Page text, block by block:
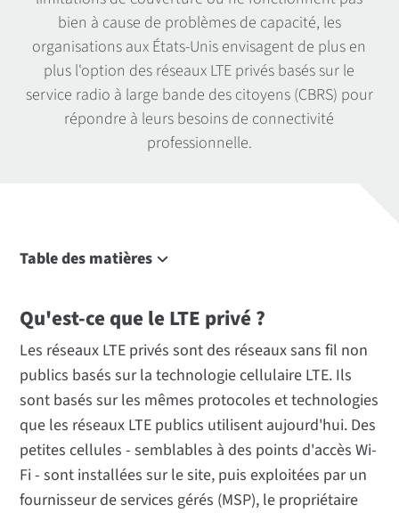
bien à cause de problèmes de capacité, les
organisations aux États-Unis envisagent de plus en
plus l'option des réseaux LTE privés basés sur le
service radio à large bande des citoyens (CBRS) pour
répondre à leurs besoins de connectivité
professionnelle.
Table des matières
LTE privé et CBRS
Pourquoi utiliser le LTE privé ?
Cas d'utilisation
Digi peut vous aider
Qu'est-ce que le LTE privé ?
Les réseaux LTE privés sont des réseaux sans fil non
publics basés sur la technologie cellulaire LTE. Ils
sont basés sur les mêmes protocoles et technologies
que les réseaux LTE publics utilisent aujourd'hui. Des
petites cellules - semblables à des points d'accès Wi-
Fi - sont installées sur le site, puis exploitées par un
fournisseur de services gérés (MSP), le propriétaire